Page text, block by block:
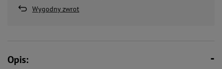
Wygodny zwrot
Opis: